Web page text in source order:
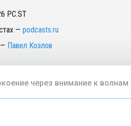
PC.ST
— podcasts.ru
— Павел Козлов
через внимание к